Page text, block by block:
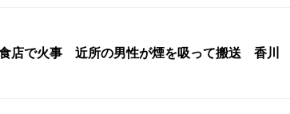
店で火事 近所の男性が煙を吸って搬送 香川